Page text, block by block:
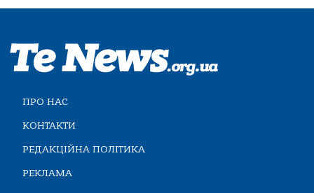
ПРО НАС
КОНТАКТИ
РЕДАКЦІЙНА ПОЛІТИКА
РЕКЛАМА